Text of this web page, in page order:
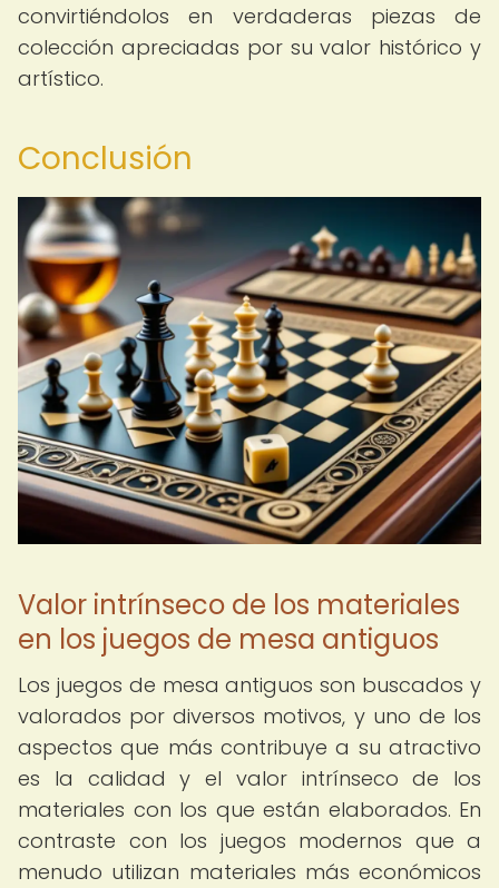
convirtiéndolos en verdaderas piezas de
colección apreciadas por su valor histórico y
artístico.
Conclusión
Valor intrínseco de los materiales
en los juegos de mesa antiguos
Los juegos de mesa antiguos son buscados y
valorados por diversos motivos, y uno de los
aspectos que más contribuye a su atractivo
es la calidad y el valor intrínseco de los
materiales con los que están elaborados. En
contraste con los juegos modernos que a
menudo utilizan materiales más económicos